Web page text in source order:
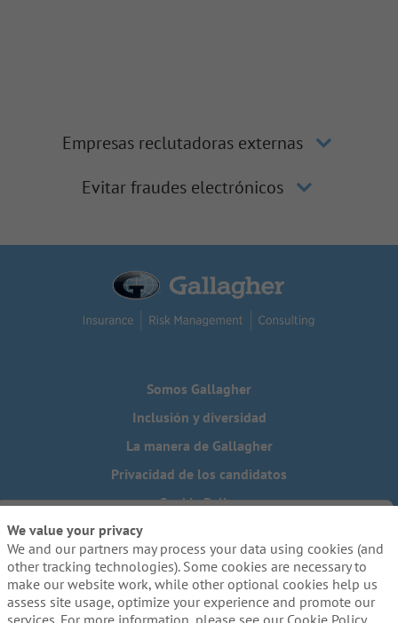
Empresas reclutadoras externas
Evitar fraudes electrónicos
Somos Gallagher
Inclusión y diversidad
La manera de Gallagher
Privacidad de los candidatos
Cookie Policy
Do Not Sell or Share My Personal Information - US Residents
¿Necesita una adaptación especial para completar alguna
parte de nuestro proceso de solicitud, incluido el uso de
este sitio web? Escríbanos a:Careers@ajg.com
We value your privacy
We and our partners may process your data using cookies (and
other tracking technologies). Some cookies are necessary to
make our website work, while other optional cookies help us
assess site usage, optimize your experience and promote our
services. For more information, please see our Cookie Policy.